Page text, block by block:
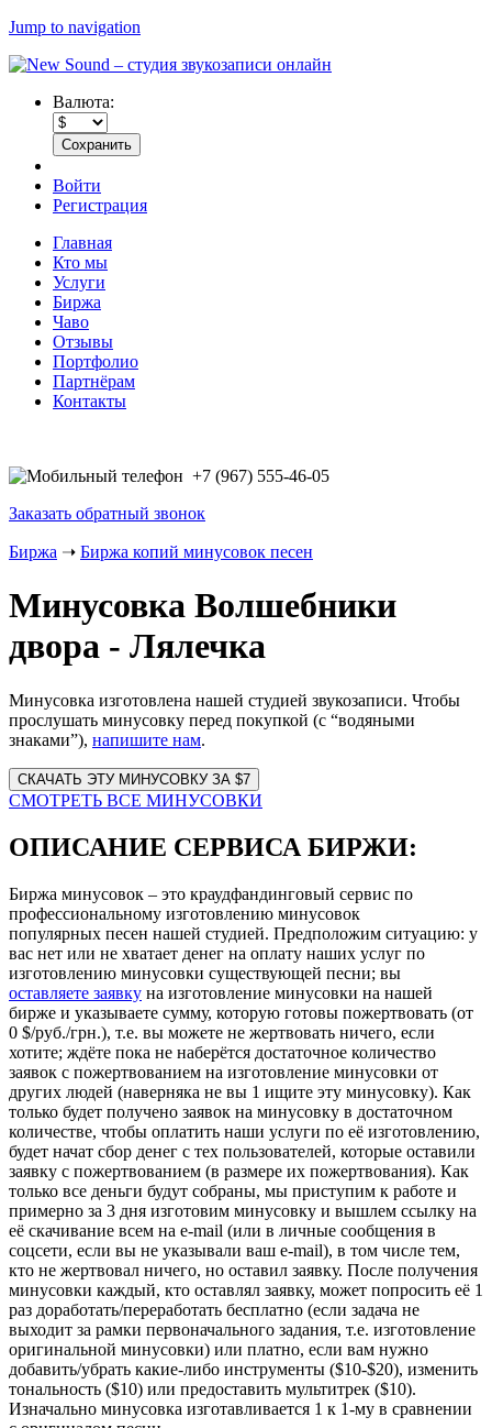
Jump to navigation
Валюта:
Войти
Регистрация
Главная
Кто мы
Услуги
Биржа
Чаво
Отзывы
Портфолио
Партнёрам
Контакты
+7 (967) 555-46-05
Заказать обратный звонок
Биржа ➝ Биржа копий минусовок песен
Минусовка Волшебники
двора - Лялечка
Минусовка изготовлена нашей студией звукозаписи. Чтобы
прослушать минусовку перед покупкой (с “водяными
знаками”), напишите нам.
Website
URL
СМОТРЕТЬ ВСЕ МИНУСОВКИ
ОПИСАНИЕ СЕРВИСА БИРЖИ:
Биржа минусовок – это краудфандинговый сервис по
профессиональному изготовлению минусовок
популярных песен нашей студией. Предположим ситуацию: у
вас нет или не хватает денег на оплату наших услуг по
изготовлению минусовки существующей песни; вы
оставляете заявку на изготовление минусовки на нашей
бирже и указываете сумму, которую готовы пожертвовать (от
0 $/руб./грн.), т.е. вы можете не жертвовать ничего, если
хотите; ждёте пока не наберётся достаточное количество
заявок с пожертвованием на изготовление минусовки от
других людей (наверняка не вы 1 ищите эту минусовку). Как
только будет получено заявок на минусовку в достаточном
количестве, чтобы оплатить наши услуги по её изготовлению,
будет начат сбор денег с тех пользователей, которые оставили
заявку с пожертвованием (в размере их пожертвования). Как
только все деньги будут собраны, мы приступим к работе и
примерно за 3 дня изготовим минусовку и вышлем ссылку на
её скачивание всем на e-mail (или в личные сообщения в
соцсети, если вы не указывали ваш e-mail), в том числе тем,
кто не жертвовал ничего, но оставил заявку. После получения
минусовки каждый, кто оставлял заявку, может попросить её 1
раз доработать/переработать бесплатно (если задача не
выходит за рамки первоначального задания, т.е. изготовление
оригинальной минусовки) или платно, если вам нужно
добавить/убрать какие-либо инструменты ($10-$20), изменить
тональность ($10) или предоставить мультитрек ($10).
Изначально минусовка изготавливается 1 к 1-му в сравнении